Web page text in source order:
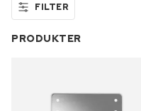
FILTER
PRODUKTER